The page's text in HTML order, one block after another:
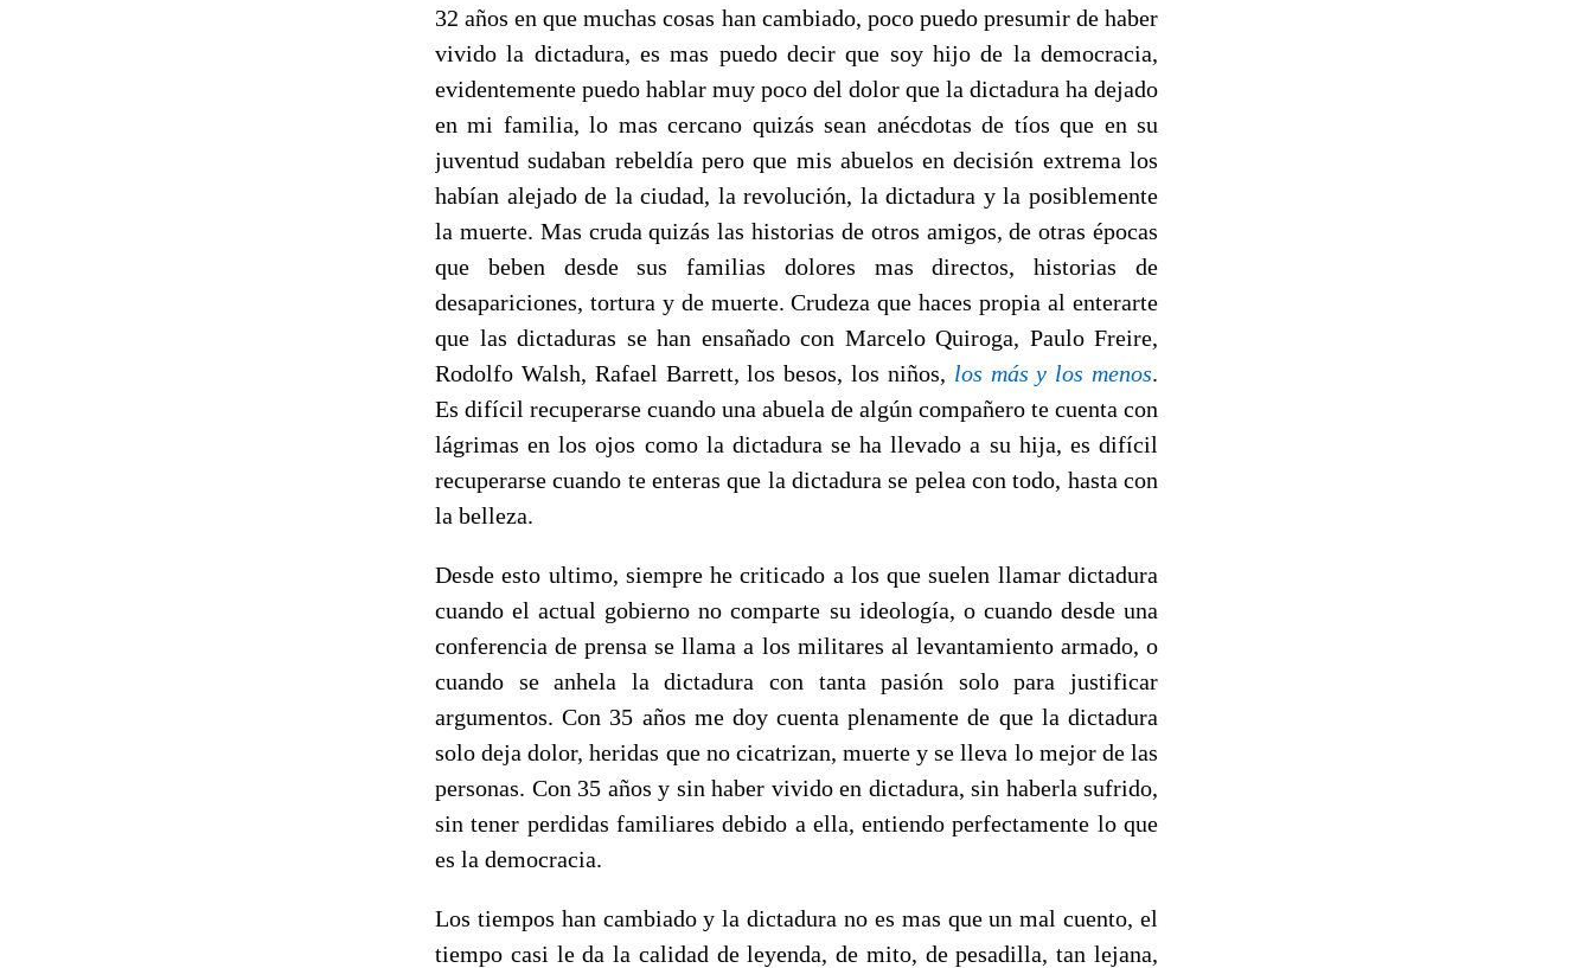
32 años en que muchas cosas han cambiado, poco puedo presumir de haber
vivido la dictadura, es mas puedo decir que soy hijo de la democracia,
evidentemente puedo hablar muy poco del dolor que la dictadura ha dejado
en mi familia, lo mas cercano quizás sean anécdotas de tíos que en su
juventud sudaban rebeldía pero que mis abuelos en decisión extrema los
habían alejado de la ciudad, la revolución, la dictadura y la posiblemente
la muerte. Mas cruda quizás las historias de otros amigos, de otras épocas
que beben desde sus familias dolores mas directos, historias de
desapariciones, tortura y de muerte. Crudeza que haces propia al enterarte
que las dictaduras se han ensañado con Marcelo Quiroga, Paulo Freire,
Rodolfo Walsh, Rafael Barrett, los besos, los niños, los más y los menos.
Es difícil recuperarse cuando una abuela de algún compañero te cuenta con
lágrimas en los ojos como la dictadura se ha llevado a su hija, es difícil
recuperarse cuando te enteras que la dictadura se pelea con todo, hasta con
la belleza.
Desde esto ultimo, siempre he criticado a los que suelen llamar dictadura
cuando el actual gobierno no comparte su ideología, o cuando desde una
conferencia de prensa se llama a los militares al levantamiento armado, o
cuando se anhela la dictadura con tanta pasión solo para justificar
argumentos. Con 35 años me doy cuenta plenamente de que la dictadura
solo deja dolor, heridas que no cicatrizan, muerte y se lleva lo mejor de las
personas. Con 35 años y sin haber vivido en dictadura, sin haberla sufrido,
sin tener perdidas familiares debido a ella, entiendo perfectamente lo que
es la democracia.
Los tiempos han cambiado y la dictadura no es mas que un mal cuento, el
tiempo casi le da la calidad de leyenda, de mito, de pesadilla, tan lejana,